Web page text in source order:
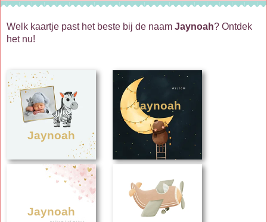
Welk kaartje past het beste bij de naam Jaynoah? Ontdek
het nu!
Jaynoah
Jaynoah
Jaynoah